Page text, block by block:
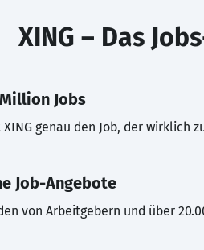
XING – Das
Jobs
genau den Job, der wirklich
Job-Angebote
von Arbeitgebern und über